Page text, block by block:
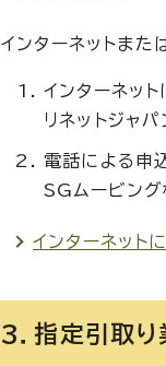
インターネットまた
インターネッ
リネットジャ
電話による申
SGムービン
インターネット
3．指定引取